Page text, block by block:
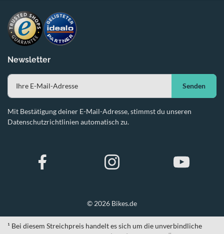
Newsletter
Senden
Mit Bestätigung deiner E-Mail-Adresse, stimmst du unseren
Datenschutzrichtlinien automatisch zu.
© 2026 Bikes.de
¹ Bei diesem Streichpreis handelt es sich um die unverbindliche